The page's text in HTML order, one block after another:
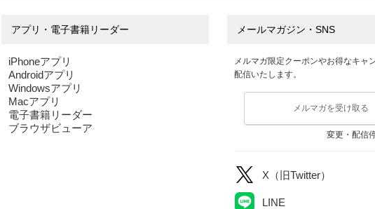
アプリ・電子書籍リーダー
iPhoneアプリ
Androidアプリ
Windowsアプリ
Macアプリ
電子書籍リーダー
ブラウザビューア
メールマガジン・SNS
メルマガ限定クーポンやお得なキャ
配信いたします。
メルマガを受け取る
変更・配信
X（旧Twitter）
LINE